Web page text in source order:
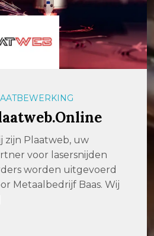
zijn Plaatweb, uw
voor lasersnijden
worden uitgevoerd
Metaalbedrijf Baas. Wij